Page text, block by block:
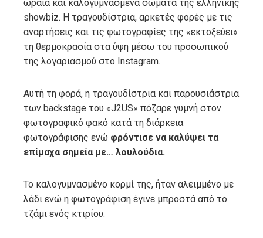
ωραία και καλογυμνασμένα σώματα της ελληνικής
showbiz. Η τραγουδίστρια, αρκετές φορές με τις
αναρτήσεις και τις φωτογραφίες της «εκτοξεύει»
τη θερμοκρασία στα ύψη μέσω του προσωπικού
της λογαριασμού στο Instagram.
Αυτή τη φορά, η τραγουδίστρια και παρουσιάστρια
των backstage του «J2US» πόζαρε γυμνή στον
φωτογραφικό φακό κατά τη διάρκεια
φωτογράφισης ενώ φρόντισε να καλύψει τα
επίμαχα σημεία με… λουλούδια.
Το καλογυμνασμένο κορμί της, ήταν αλειμμένο με
λάδι ενώ η φωτογράφιση έγινε μπροστά από το
τζάμι ενός κτιρίου.